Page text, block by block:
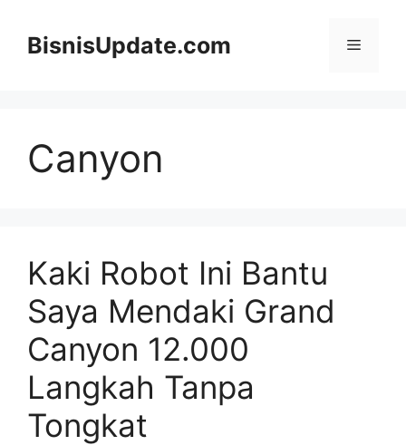
BisnisUpdate.com Menu
Canyon
Kaki Robot Ini Bantu
Saya Mendaki Grand
Canyon 12.000
Langkah Tanpa
Tongkat